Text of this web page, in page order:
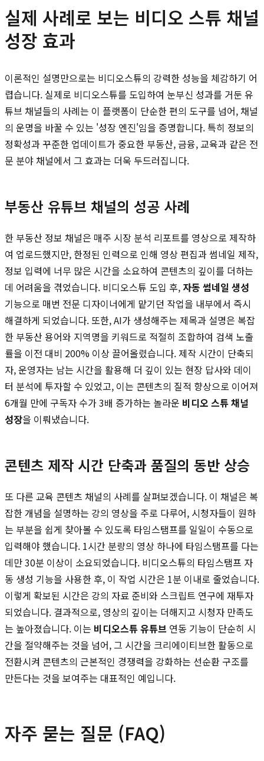
실제 사례로 보는 비디오 스튜 채널
성장 효과
이론적인 설명만으로는 비디오스튜의 강력한 성능을 체감하기 어
렵습니다. 실제로 비디오스튜를 도입하여 눈부신 성과를 거둔 유
튜브 채널들의 사례는 이 플랫폼이 단순한 편의 도구를 넘어, 채널
의 운명을 바꿀 수 있는 '성장 엔진'임을 증명합니다. 특히 정보의
정확성과 꾸준한 업데이트가 중요한 부동산, 금융, 교육과 같은 전
문 분야 채널에서 그 효과는 더욱 두드러집니다.
부동산 유튜브 채널의 성공 사례
한 부동산 정보 채널은 매주 시장 분석 리포트를 영상으로 제작하
여 업로드했지만, 한정된 인력으로 인해 영상 편집과 썸네일 제작,
정보 입력에 너무 많은 시간을 소요하여 콘텐츠의 깊이를 더하는
데 어려움을 겪었습니다. 비디오스튜 도입 후, 자동 썸네일 생성
기능으로 매번 전문 디자이너에게 맡기던 작업을 내부에서 즉시
해결하게 되었습니다. 또한, AI가 생성해주는 제목과 설명은 복잡
한 부동산 용어와 지역명을 키워드로 적절히 조합하여 검색 노출
률을 이전 대비 200% 이상 끌어올렸습니다. 제작 시간이 단축되
자, 운영자는 남는 시간을 활용해 더 깊이 있는 현장 답사와 데이
터 분석에 투자할 수 있었고, 이는 콘텐츠의 질적 향상으로 이어져
6개월 만에 구독자 수가 3배 증가하는 놀라운 비디오 스튜 채널
성장을 이뤄냈습니다.
콘텐츠 제작 시간 단축과 품질의 동반 상승
또 다른 교육 콘텐츠 채널의 사례를 살펴보겠습니다. 이 채널은 복
잡한 개념을 설명하는 강의 영상을 주로 다루어, 시청자들이 원하
는 부분을 쉽게 찾아볼 수 있도록 타임스탬프를 일일이 수동으로
입력해야 했습니다. 1시간 분량의 영상 하나에 타임스탬프를 다는
데만 30분 이상이 소요되었습니다. 비디오스튜의 타임스탬프 자
동 생성 기능을 사용한 후, 이 작업 시간은 1분 이내로 줄었습니다.
이렇게 확보된 시간은 강의 자료 준비와 스크립트 연구에 재투자
되었습니다. 결과적으로, 영상의 깊이는 더해지고 시청자 만족도
는 높아졌습니다. 이는 비디오스튜 유튜브 연동 기능이 단순히 시
간을 절약해주는 것을 넘어, 그 시간을 크리에이티브한 활동으로
전환시켜 콘텐츠의 근본적인 경쟁력을 강화하는 선순환 구조를
만든다는 것을 보여주는 대표적인 예입니다.
자주 묻는 질문 (FAQ)